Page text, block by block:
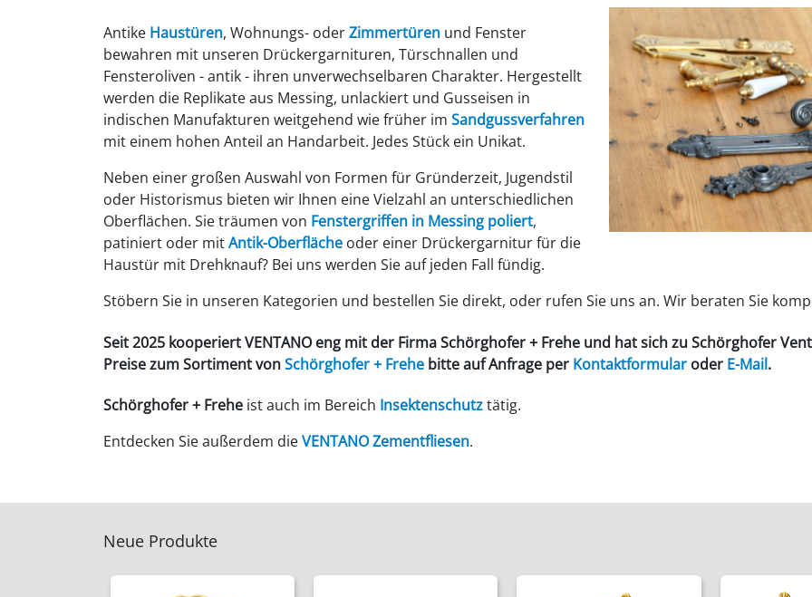
Antike Haustüren, Wohnungs- oderZimmertüren und Fenster
bewahren mit unseren Drückergarnituren, Türschnallen und
Fensteroliven - antik - ihren unverwechselbaren Charakter. Hergestellt
werden die Replikate aus Messing, unlackiert und Gusseisen in
indischen Manufakturen weitgehend wie früher im Sandgussverfahren
mit einem hohen Anteil an Handarbeit. Jedes Stück ein Unikat.
Neben einer großen Auswahl von Formen für Gründerzeit, Jugendstil
oder Historismus bieten wir Ihnen eine Vielzahl an unterschiedlichen
Oberflächen. Sie träumen von Fenstergriffen in Messing poliert,
patiniert oder mitAntik-Oberfläche oder einer Drückergarnitur für die
Haustür mit Drehknauf? Bei uns werden Sie auf jeden Fall fündig.
Stöbern Sie in unseren Kategorien und bestellen Sie direkt, oder rufen Sie uns an. Wir beraten Sie
Seit 2025 kooperiert VENTANO eng mit der FirmaSchörghofer + Frehe und hat sich zu Schörghofer
Preise zum Sortiment vonSchörghofer+ Frehe bitte auf Anfrage per Kontaktformular oder E-Mail.
Schörghofer + Frehe ist auch im Bereich Insektenschutztätig.
Entdecken Sie außerdem dieVENTANO Zementfliesen.
Neue Produkte